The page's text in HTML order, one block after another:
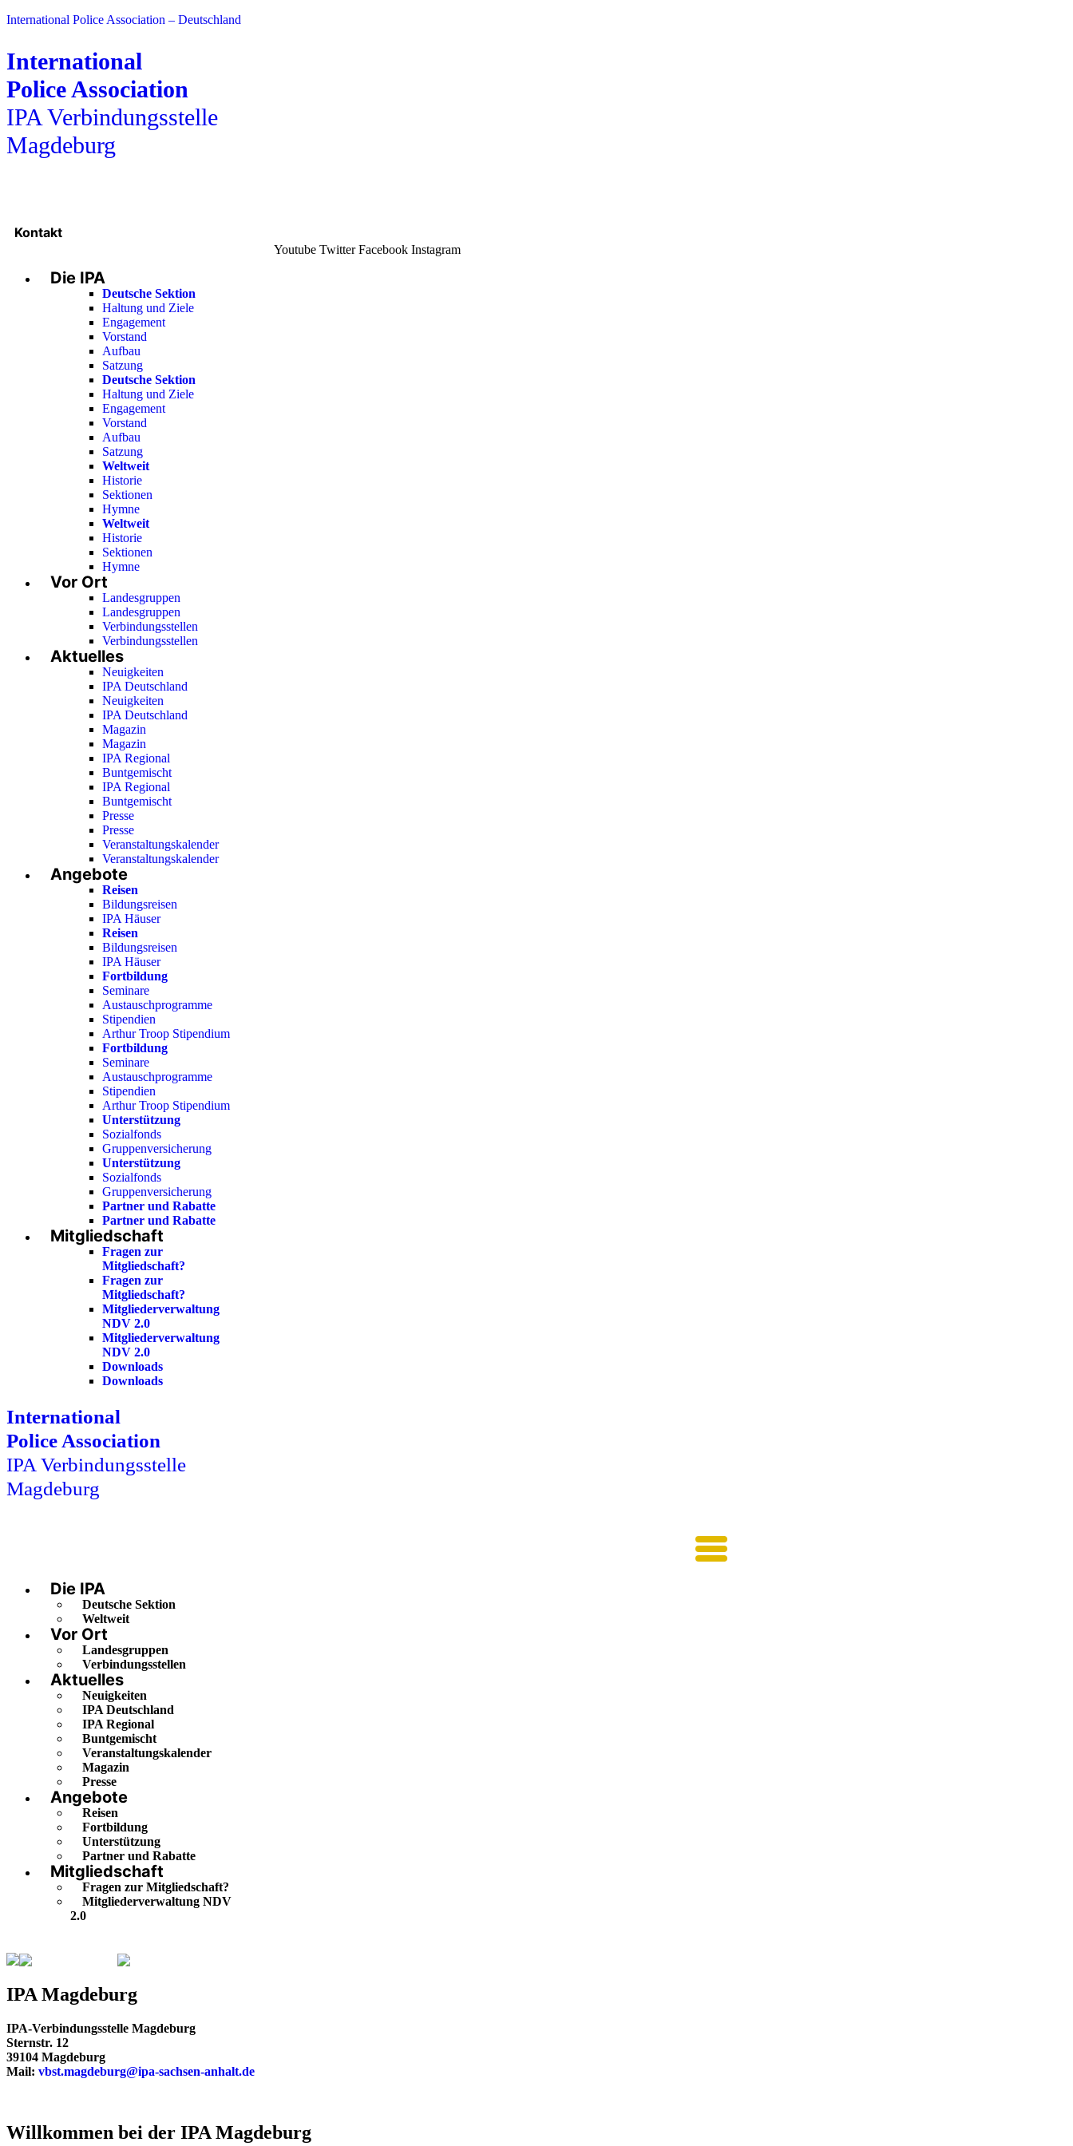
International Police Association – Deutschland
International
Police Association
IPA Verbindungsstelle
Magdeburg
Kontakt
Youtube Twitter Facebook Instagram
Die IPA
Deutsche Sektion
Haltung und Ziele
Engagement
Vorstand
Aufbau
Satzung
Deutsche Sektion
Haltung und Ziele
Engagement
Vorstand
Aufbau
Satzung
Weltweit
Historie
Sektionen
Hymne
Weltweit
Historie
Sektionen
Hymne
Vor Ort
Landesgruppen
Landesgruppen
Verbindungsstellen
Verbindungsstellen
Aktuelles
Neuigkeiten
IPA Deutschland
Neuigkeiten
IPA Deutschland
Magazin
Magazin
IPA Regional
Buntgemischt
IPA Regional
Buntgemischt
Presse
Presse
Veranstaltungskalender
Veranstaltungskalender
Angebote
Reisen
Bildungsreisen
IPA Häuser
Reisen
Bildungsreisen
IPA Häuser
Fortbildung
Seminare
Austauschprogramme
Stipendien
Arthur Troop Stipendium
Fortbildung
Seminare
Austauschprogramme
Stipendien
Arthur Troop Stipendium
Unterstützung
Sozialfonds
Gruppenversicherung
Unterstützung
Sozialfonds
Gruppenversicherung
Partner und Rabatte
Partner und Rabatte
Mitgliedschaft
Fragen zur
Mitgliedschaft?
Fragen zur
Mitgliedschaft?
Mitgliederverwaltung
NDV 2.0
Mitgliederverwaltung
NDV 2.0
Downloads
Downloads
International
Police Association
IPA Verbindungsstelle
Magdeburg
Main
Menu
Die IPA
Deutsche Sektion
Weltweit
Vor Ort
Landesgruppen
Verbindungsstellen
Aktuelles
Neuigkeiten
IPA Deutschland
IPA Regional
Buntgemischt
Veranstaltungskalender
Magazin
Presse
Angebote
Reisen
Fortbildung
Unterstützung
Partner und Rabatte
Mitgliedschaft
Fragen zur Mitgliedschaft?
Mitgliederverwaltung NDV
2.0
IPA Magdeburg
IPA-Verbindungsstelle Magdeburg
Sternstr. 12
39104 Magdeburg
Mail: vbst.magdeburg@ipa-sachsen-anhalt.de
Willkommen bei der IPA Magdeburg